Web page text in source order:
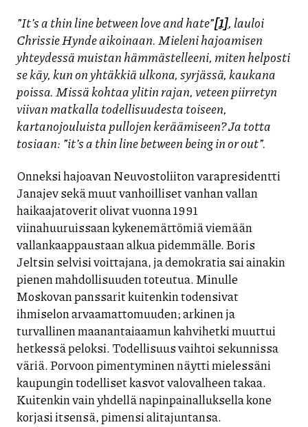
”It’s a thin line between love and hate”[1], lauloi
Chrissie Hynde aikoinaan. Mieleni hajoamisen
yhteydessä muistan hämmästelleeni, miten helposti
se käy, kun on yhtäkkiä ulkona, syrjässä, kaukana
poissa. Missä kohtaa ylitin rajan, veteen piirretyn
viivan matkalla todellisuudesta toiseen,
kartanojouluista pullojen keräämiseen?Ja totta
tosiaan: ”it’s a thin line between being in or out”.
Onneksi hajoavan Neuvostoliiton varapresidentti
Janajev sekä muut vanhoilliset vanhan vallan
haikaajatoverit olivat vuonna 1991
viinahuuruissaan kykenemättömiä viemään
vallankaappaustaan alkua pidemmälle. Boris
Jeltsin selvisi voittajana, ja demokratia sai ainakin
pienen mahdollisuuden toteutua. Minulle
Moskovan panssarit kuitenkin todensivat
ihmiselon arvaamattomuuden; arkinen ja
turvallinen maanantaiaamun kahvihetki muuttui
hetkessä peloksi. Todellisuus vaihtoi sekunnissa
väriä. Porvoon pimentyminen näytti mielessäni
kaupungin todelliset kasvot valovalheen takaa.
Kuitenkin vain yhdellä napinpainalluksella kone
korjasi itsensä, pimensi alitajuntansa.